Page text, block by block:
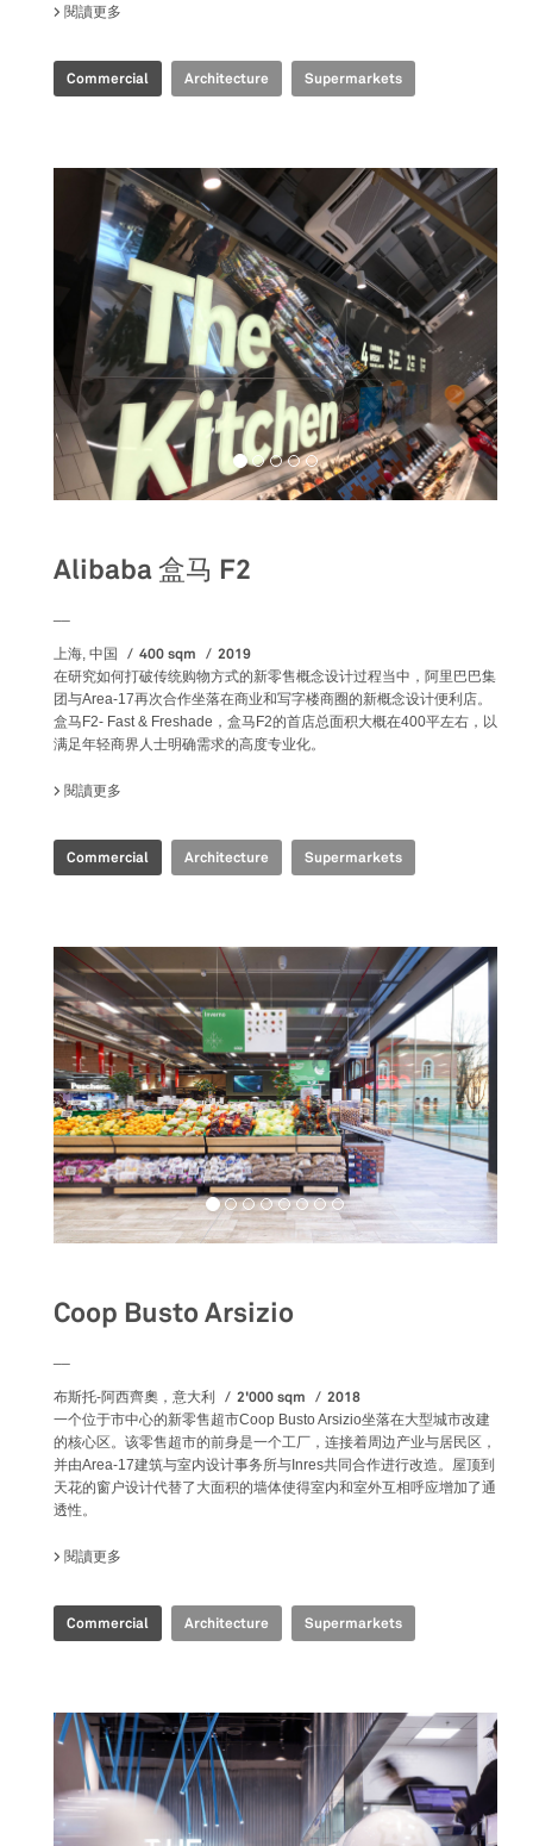
閱讀更多
Commercial Architecture Supermarkets
Alibaba 盒马 F2
上海, 中国 400 sqm 2019
在研究如何打破传统购物方式的新零售概念设计过程当中，阿里巴巴集
团与Area-17再次合作坐落在商业和写字楼商圈的新概念设计便利店。
盒马F2- Fast & Freshade，盒马F2的首店总面积大概在400平左右，以
满足年轻商界人士明确需求的高度专业化。
閱讀更多
Commercial Architecture Supermarkets
Coop Busto Arsizio
布斯托-阿西齊奧，意大利 2'000 sqm 2018
一个位于市中心的新零售超市Coop Busto Arsizio坐落在大型城市改建
的核心区。该零售超市的前身是一个工厂，连接着周边产业与居民区，
并由Area-17建筑与室内设计事务所与Inres共同合作进行改造。屋顶到
天花的窗户设计代替了大面积的墙体使得室内和室外互相呼应增加了通
透性。
閱讀更多
Commercial Architecture Supermarkets